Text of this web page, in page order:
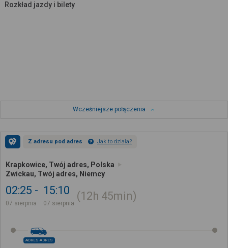
Rozkład jazdy i bilety
Wcześniejsze połączenia
Z adresu pod adres Jak to działa?
Krapkowice, Twój adres, Polska
Zwickau, Twój adres, Niemcy
02:25
07 sierpnia
15:10
07 sierpnia
12h 45min
ADRES-ADRES